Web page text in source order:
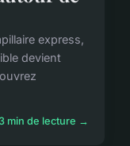
express,
devient
3 min de lecture →